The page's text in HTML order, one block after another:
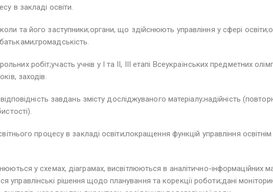
в закладі освіти.
та його заступники;органи, що здійснюють управління у сфері
робіт;участь учнів у І та ІІ, ІІІ етапі Всеукраїнських предметних
заходів.
завдань змісту досліджуваного матеріалу;надійність
процесу в закладі освіти;покращення функцій управління
у схемах, діаграмах, висвітлюються в аналітично-інформаційних
управлінські рішення щодо планування та корекції роботи;дані